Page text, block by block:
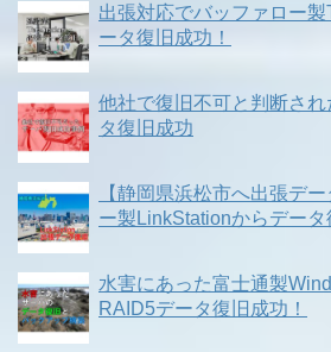
出張対応でバッファロー
ータ復旧成功！
他社で復旧不可と判断さ
タ復旧成功
【静岡県浜松市へ出張デ
ー製LinkStationからデータ
水害にあった富士通製
RAID5データ復旧成功！